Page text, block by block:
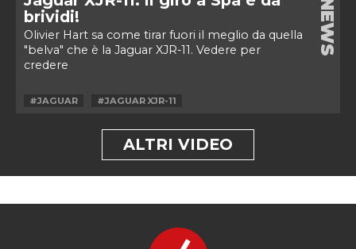
brividi!
Olivier Hart sa come tirar fuori il meglio da quella
"belva" che è la Jaguar XJR-11. Vedere per
credere
NEWS
#JAGUAR #JAGUAR XJR-11
ALTRI VIDEO